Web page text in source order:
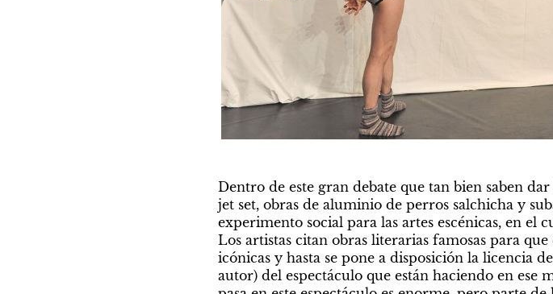
Dentro de este gran debate que tan bien saben
jet set, obras de aluminio de perros salchicha y
experimento social para las artes escénicas, en
Los artistas citan obras literarias famosas para
icónicas y hasta se pone a disposición la licencia
autor) del espectáculo que están haciendo en